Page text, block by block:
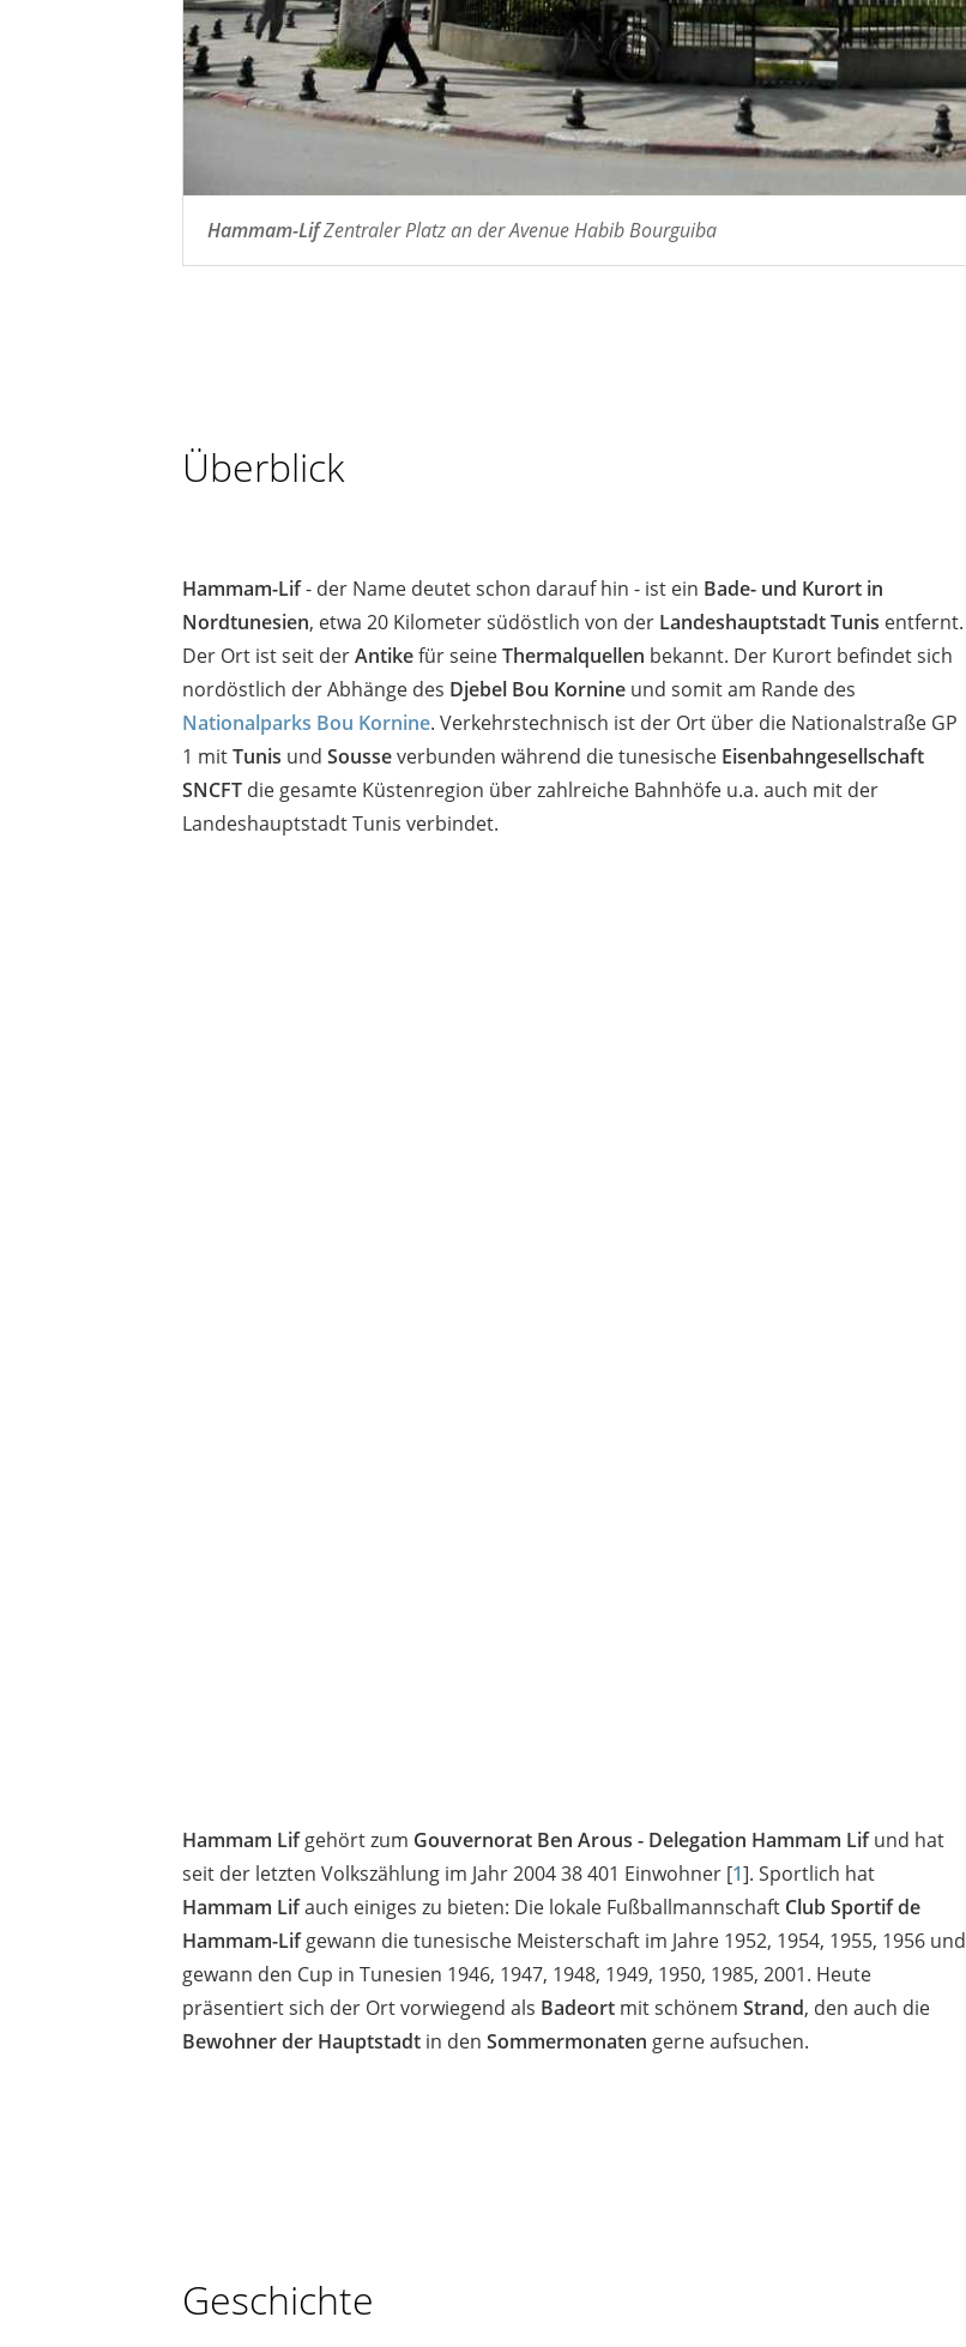
Hammam-LifZentraler Platz an der Avenue Habib Bourguiba
Überblick
Hammam-Lif- der Name deutet schon darauf hin - ist ein Bade- und Kurort in
Nordtunesien, etwa 20 Kilometer südöstlich von der Landeshauptstadt Tunis entfernt.
Der Ort ist seit derAntikefür seineThermalquellen bekannt. Der Kurort befindet sich
nordöstlich der Abhänge des Djebel Bou Kornine und somit am Rande des
Nationalparks Bou Kornine. Verkehrstechnisch ist der Ort über die Nationalstraße GP
1 mitTunis und Sousseverbunden während die tunesische Eisenbahngesellschaft
SNCFT die gesamte Küstenregion über zahlreiche Bahnhöfe u.a. auch mit der
Landeshauptstadt Tunis verbindet.
Hammam Lifgehört zum Gouvernorat Ben Arous - Delegation Hammam Lifund hat
seit der letzten Volkszählung im Jahr 2004 38 401 Einwohner [1]. Sportlich hat
Hammam Lifauch einiges zu bieten: Die lokale Fußballmannschaft Club Sportif de
Hammam-Lifgewann die tunesische Meisterschaft im Jahre 1952, 1954, 1955, 1956 und
gewann den Cup in Tunesien 1946, 1947, 1948, 1949, 1950, 1985, 2001. Heute
präsentiert sich der Ort vorwiegend als Badeort mit schönem Strand, den auch die
Bewohner der Hauptstadt in den Sommermonaten gerne aufsuchen.
Geschichte